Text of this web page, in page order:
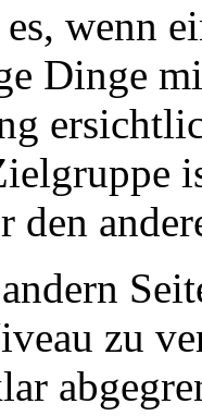
wenn
Dinge
den
zu